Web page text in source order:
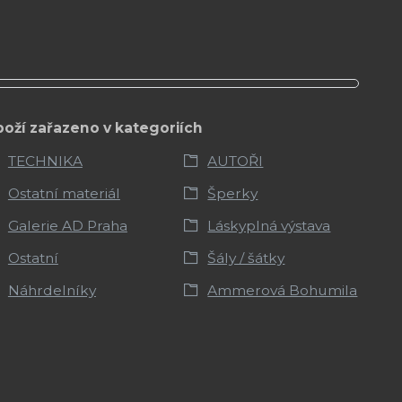
zařazeno v kategoriích
TECHNIKA
AUTOŘI
Ostatní materiál
Šperky
Galerie AD Praha
Láskyplná výstava
Ostatní
Šály / šátky
Náhrdelníky
Ammerová Bohumila